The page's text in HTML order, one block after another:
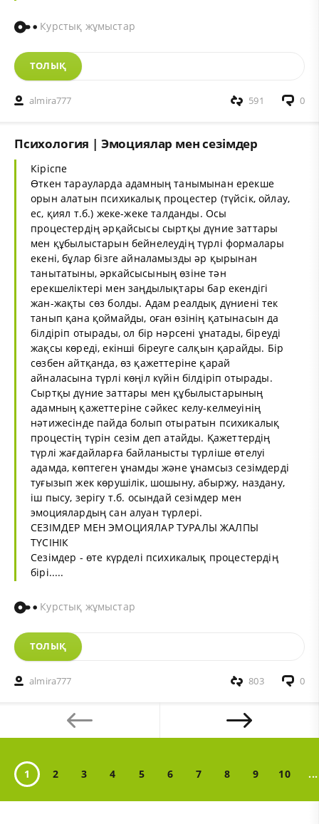
Курстық жұмыстар
ТОЛЫҚ
almira777 0
591
Психология | Эмоциялар мен сезімдер
Кіріспе
Өткен тарауларда адамның танымынан ерекше
орын алатын психикалық процестер (түйсік, ойлау,
ес, қиял т.б.) жеке-жеке талданды. Осы
процестердің әрқайсысы сыртқы дүние заттары
мен құбылыстарын бейнелеудің түрлі формалары
екені, бұлар бізге айналамызды әр қырынан
танытатыны, әркайсысының өзіне тән
ерекшеліктері мен заңдылықтары бар екендігі
жан-жақты сөз болды. Адам реалдық дүниені тек
танып қана қоймайды, оған өзінің қатынасын да
білдіріп отырады, ол бір нәрсені ұнатады, біреуді
жақсы көреді, екінші біреуге салқын қарайды. Бір
сөзбен айтқанда, өз қажеттеріне қарай
айналасына түрлі көңіл күйін білдіріп отырады.
Сыртқы дүние заттары мен құбылыстарының
адамның қажеттеріне сәйкес келу-келмеуінің
нәтижесінде пайда болып отыратын психикалық
процестің түрін сезім деп атайды. Қажеттердің
түрлі жағдайларға байланысты түрліше өтелуі
адамда, көптеген ұнамды және ұнамсыз сезімдерді
туғызып жек көрушілік, шошыну, абыржу, наздану,
іш пысу, зерігу т.б. осындай сезімдер мен
эмоциялардың сан алуан түрлері.
СЕЗІМДЕР МЕН ЭМОЦИЯЛАР ТУРАЛЫ ЖАЛПЫ
ТҮСІНІК
Сезімдер - өте күрделі психикалық процестердің
бірі.....
Курстық жұмыстар
ТОЛЫҚ
almira777 0
803
1 2 3 4 5 6 7 8 9 10 ...